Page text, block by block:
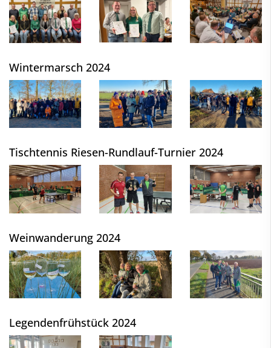
Wintermarsch 2024
Tischtennis Riesen-Rundlauf-Turnier 2024
Weinwanderung 2024
Legendenfrühstück 2024